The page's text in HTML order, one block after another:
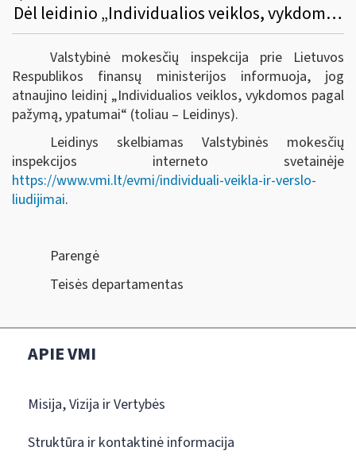
Dėl leidinio „Individualios veiklos, vykdomos pagal pažymą, ypatumai“ atnaujinimo
Valstybinė mokesčių inspekcija prie Lietuvos
Respublikos finansų ministerijos informuoja, jog
atnaujino leidinį „Individualios veiklos, vykdomos pagal
pažymą, ypatumai“ (toliau – Leidinys).
Leidinys skelbiamas Valstybinės mokesčių
inspekcijos interneto svetainėje
https://www.vmi.lt/evmi/individuali-veikla-ir-verslo-
liudijimai.
Parengė
Teisės departamentas
APIE VMI
Misija, Vizija ir Vertybės
Struktūra ir kontaktinė informacija